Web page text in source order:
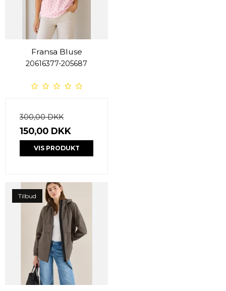
Fransa Bluse
20616377-205687
300,00 DKK
150,00 DKK
VIS PRODUKT
Tilbud